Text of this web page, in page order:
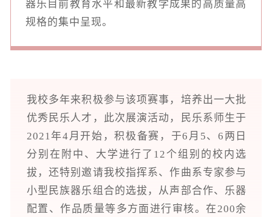
器乐目前教育水平和最新教学成果的高质量高
规格的集中呈现。
我校多年来积极参与该项赛事，培养出一大批
优秀民乐人才，此次展演活动，民乐系师生于
2021年4月开始，积极备赛，于6月5、6两日
分别在附中、大学进行了12个组别的校内选
拔，还特别邀请我校指挥系、作曲系专家参与
小型民族器乐组合的选拔，从声部合作、乐器
配置、作品质量等多方面进行审核。在200余